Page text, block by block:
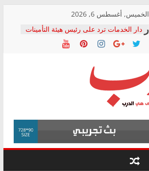
الخميس, أغسطس 6, 2026
دار الخدمات ترد على رئيس هيئة التأمينات
بعد مؤتمره الصحفي: إنكار الأزمة لا ينهي
معاناة أصحاب المعاشات.. ونطالب بكشف
فرحات سليمان يكتب: القطاع الصحي إلى
أين؟
حزب التحالف الشعبي يطلق لجنة “الحق
في الصحة” بالإسكندرية لرصد الانتهاكات
ودعم المرضى
الوزاري لمدينة الصحفيين.. وانتهاء أعمال
إنشاء المبنى الإداري
المجلس القومي لحقوق الإنسان يعلن
متابعة قضية الدكتور محمد زهران.. ويؤكد:
قرينة البراءة وضمانات المحاكمة العادلة